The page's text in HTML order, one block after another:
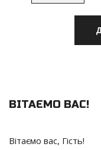
ВІТАЄМО ВАС!
Вітаємо вас, Гість!